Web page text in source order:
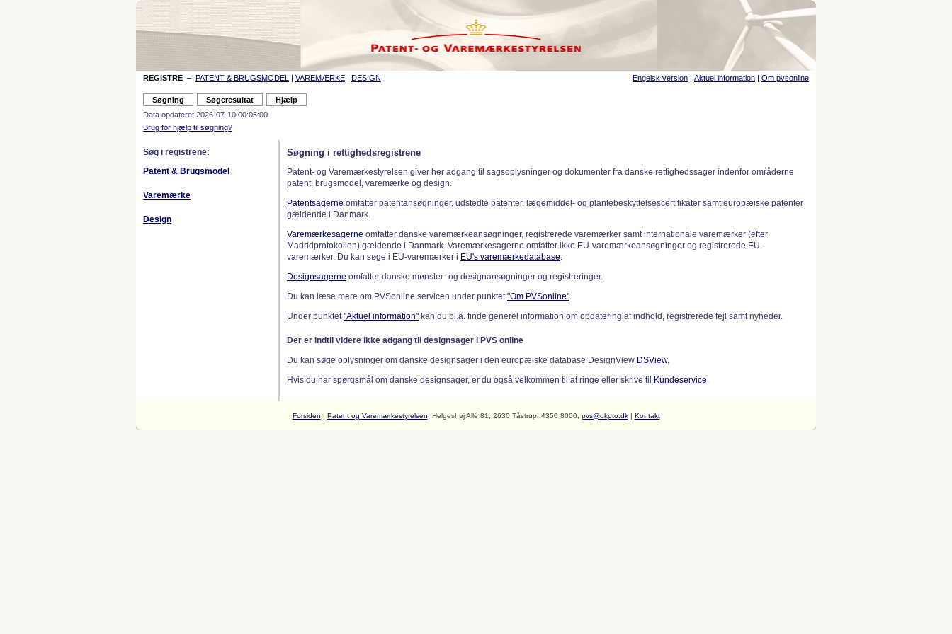
REGISTRE – PATENT & BRUGSMODEL | VAREMÆRKE | DESIGN Engelsk version | Aktuel information | Om pvsonline
Data opdateret 2026-07-10 00:05:00
Brug for hjælp til søgning?
Søg i registrene:
Patent & Brugsmodel
Varemærke
Design
Søgning i rettighedsregistrene
Patent- og Varemærkestyrelsen giver her adgang til sagsoplysninger og dokumenter fra danske rettighedssager indenfor områderne
patent, brugsmodel, varemærke og design.
Patentsagerne omfatter patentansøgninger, udstedte patenter, lægemiddel- og plantebeskyttelsescertifikater samt europæiske patenter
gældende i Danmark.
Varemærkesagerne omfatter danske varemærkeansøgninger, registrerede varemærker samt internationale varemærker (efter
Madridprotokollen) gældende i Danmark. Varemærkesagerne omfatter ikke EU-varemærkeansøgninger og registrerede EU-
varemærker. Du kan søge i EU-varemærker i EU's varemærkedatabase.
Designsagerne omfatter danske mønster- og designansøgninger og registreringer.
Du kan læse mere om PVSonline servicen under punktet"Om PVSonline".
Under punktet"Aktuel information" kan du bl.a. finde generel information om opdatering af indhold, registrerede fejl samt nyheder.
Der er indtil videre ikke adgang til designsager i PVS online
Du kan søge oplysninger om danske designsager i den europæiske database DesignView DSView.
Hvis du har spørgsmål om danske designsager, er du også velkommen til at ringe eller skrive til
Kundeservice.
Forsiden | Patent og Varemærkestyrelsen , Helgeshøj Allé 81, 2630 Tåstrup, 4350 8000, pvs@dkpto.dk| Kontakt